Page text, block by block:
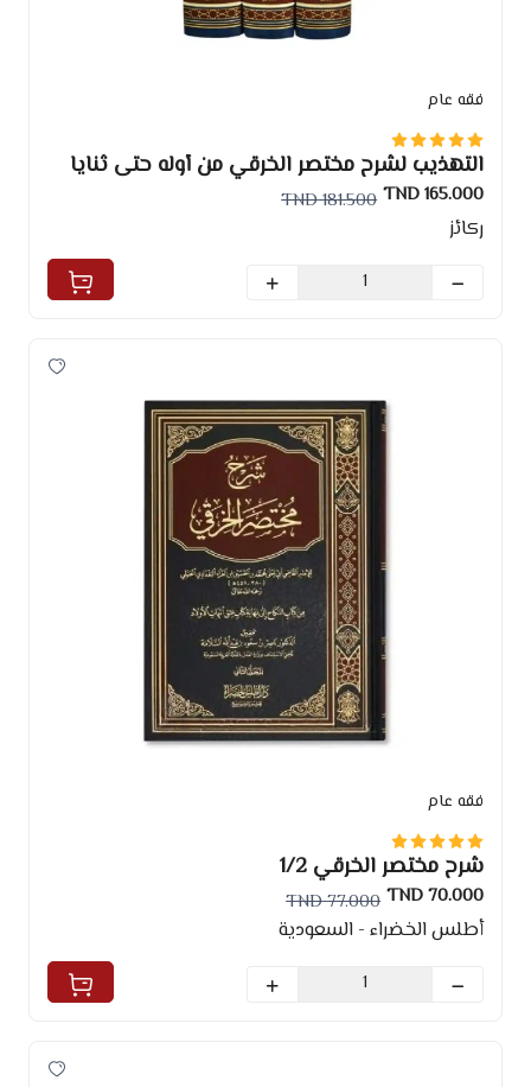
فقه عام
التهذيب لشرح مختصر الخرقي من أوله حتى ثنايا
كتاب الإجازة 3/1
165.000 TND
181.500 TND
ركائز
فقه عام
شرح مختصر الخرقي 1/2
70.000 TND
77.000 TND
أطلس الخضراء - السعودية